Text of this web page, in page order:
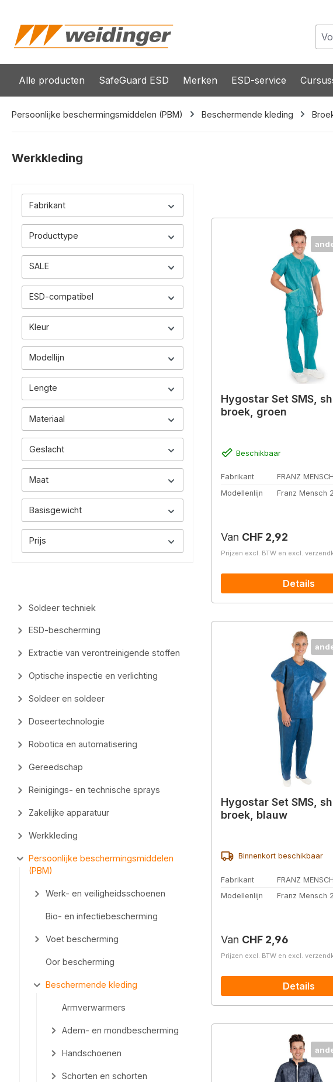
Alle producten SafeGuard ESD Merken ESD-service
Persoonlijke beschermingsmiddelen (PBM) Beschermende kleding
Werkkleding
Fabrikant
Producttype
SALE
ESD-compatibel
Kleur
Modellijn
Lengte
Materiaal
Geslacht
Maat
Basisgewicht
Prijs
Soldeer techniek
ESD-bescherming
Extractie van verontreinigende stoffen
Optische inspectie en verlichting
Soldeer en soldeer
Doseertechnologie
Robotica en automatisering
Gereedschap
Reinigings- en technische sprays
Zakelijke apparatuur
Werkkleding
Persoonlijke beschermingsmiddelen
(PBM)
Werk- en veiligheidsschoenen
Bio- en infectiebescherming
Voet bescherming
Oor bescherming
Beschermende kleding
Armverwarmers
Adem- en mondbescherming
Handschoenen
Schorten en schorten
Hygostar Set SMS,
broek, groen
Beschikbaar
Fabrikant
FRANZ MENSCH
Modellenlijn
Franz Mensch
Normale prijs:
Van CHF 2,92
Prijzen excl. BTW en excl.
Details
Hygostar Set SMS,
broek, blauw
Binnenkort beschikbaar
Fabrikant
FRANZ MENSCH
Modellenlijn
Franz Mensch
Normale prijs:
Van CHF 2,96
Prijzen excl. BTW en excl.
Details